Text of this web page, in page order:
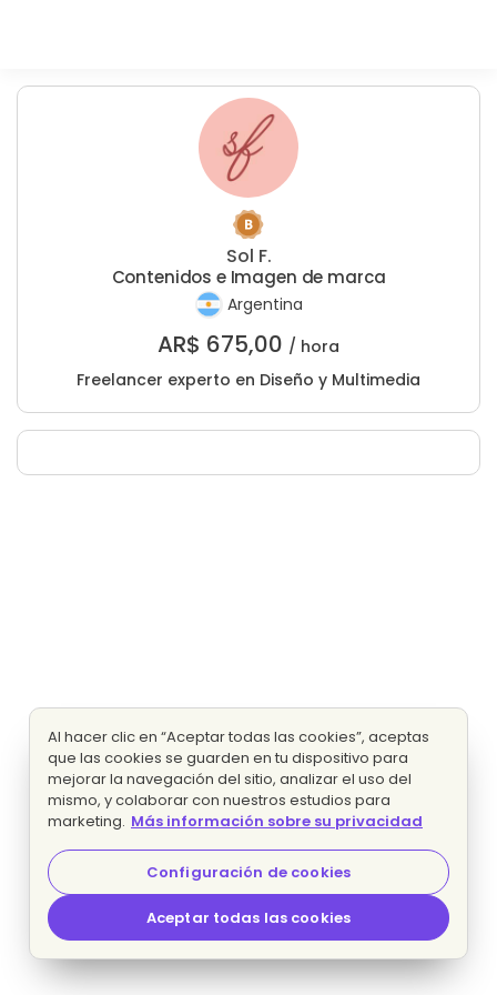
Sol F.
Contenidos e Imagen de marca
Argentina
AR$ 675,00 / hora
Freelancer experto en Diseño y Multimedia
Al hacer clic en “Aceptar todas las cookies”, aceptas
que las cookies se guarden en tu dispositivo para
mejorar la navegación del sitio, analizar el uso del
mismo, y colaborar con nuestros estudios para
marketing. Más información sobre su privacidad
Configuración de cookies
Aceptar todas las cookies